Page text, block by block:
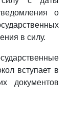
о
в силу.
вступает в
документов